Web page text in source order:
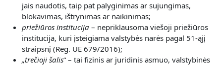
jais naudotis, taip pat palyginimas ar sujungimas,
blokavimas, ištrynimas ar naikinimas;
priežiūros institucija – nepriklausoma viešoji priežiūros
institucija, kuri įsteigiama valstybės narės pagal 51-ąjį
straipsnį (Reg. UE 679/2016);
„trečioji šalis“ – tai fizinis ar juridinis asmuo, valstybinės